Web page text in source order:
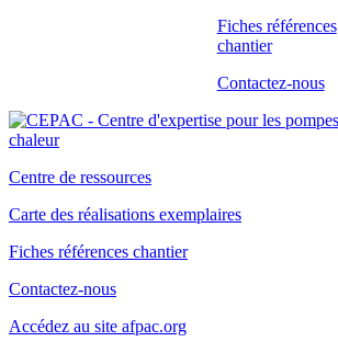
Fiches références
chantier
Contactez-nous
Centre de ressources
Carte des réalisations exemplaires
Fiches références chantier
Contactez-nous
Accédez au site afpac.org